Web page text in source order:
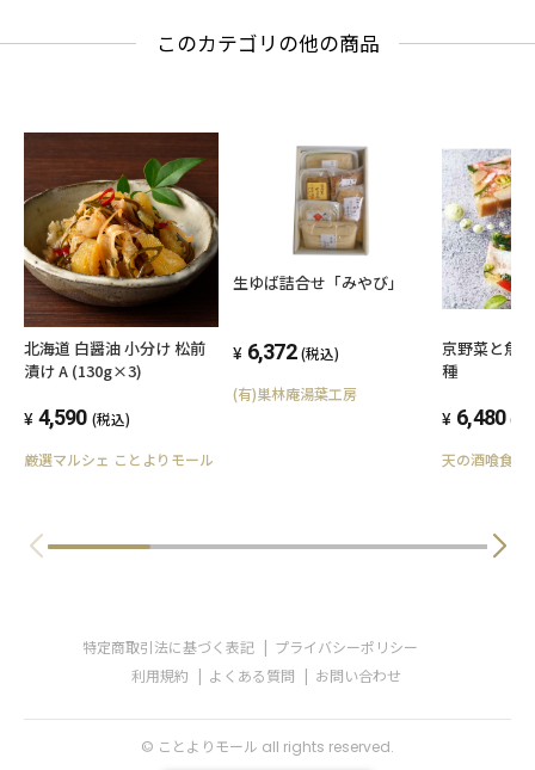
このカテゴリの他の商品
北海道 白醤油 小分け 松前
漬け A (130g×3)
4,590 (税込)
厳選マルシェ ことよりモール
生ゆば詰合せ「みやび」
6,372 (税込)
(有)巣林庵湯葉工房
京野菜と魚
種
6,480 (税
天の酒喰食房
特定商取引法に基づく表記
プライバシーポリシー
利用規約
よくある質問 お問い合わせ
© ことよりモール all rights reserved.